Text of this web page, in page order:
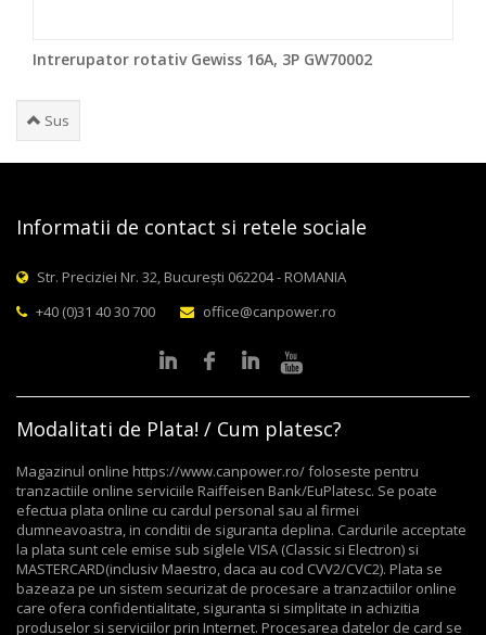
Intrerupator rotativ Gewiss 16A, 3P GW70002
Sus
Informatii de contact si retele sociale
Str. Preciziei Nr. 32, București 062204 - ROMANIA
+40 (0)31 40 30 700
office@canpower.ro
Modalitati de Plata! / Cum platesc?
Magazinul online https://www.canpower.ro/ foloseste pentru
tranzactiile online serviciile Raiffeisen Bank/EuPlatesc. Se poate
efectua plata online cu cardul personal sau al firmei
dumneavoastra, in conditii de siguranta deplina. Cardurile acceptate
la plata sunt cele emise sub siglele VISA (Classic si Electron) si
MASTERCARD(inclusiv Maestro, daca au cod CVV2/CVC2). Plata se
bazeaza pe un sistem securizat de procesare a tranzactiilor online
care ofera confidentialitate, siguranta si simplitate in achizitia
produselor si serviciilor prin Internet. Procesarea datelor de card se